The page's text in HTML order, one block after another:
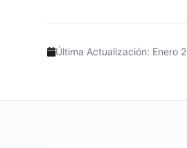
Última Actualización: Enero